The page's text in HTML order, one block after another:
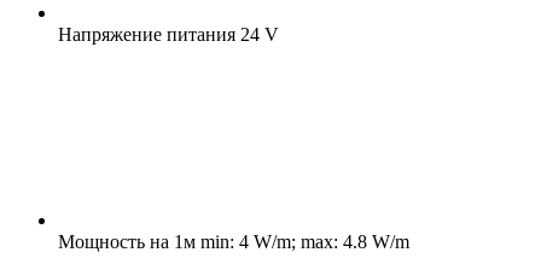
Напряжение питания 24 V
Мощность на 1м min: 4 W/m; max: 4.8 W/m